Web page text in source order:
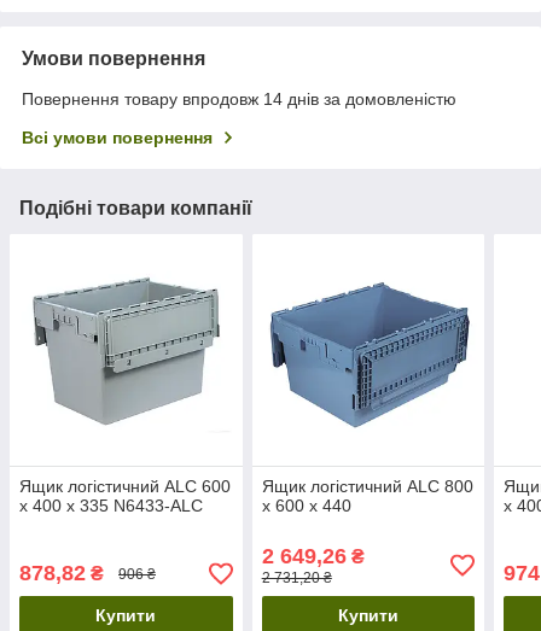
Умови повернення
Повернення товару впродовж 14 днів за домовленістю
Всі умови повернення
Подібні товари компанії
Ящик логістичний ALC 600
х 400 х 335 N6433-ALC
878,82 ₴ 906 ₴
Купити
Ящик логістичний ALC 800
х 600 х 440
2 649,26₴
2 731,20 ₴
Купити
х